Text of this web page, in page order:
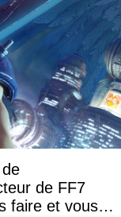
de FF7
faire et vous